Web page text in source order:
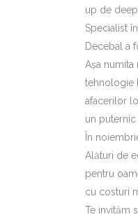
up de
Specialist
Decebal a
Așa
tehnologie
afacerilor
un puternic
În
Alături de
pentru
cu costuri
Te invităm